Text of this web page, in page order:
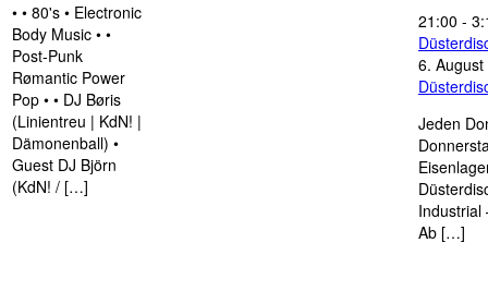
• • 80's • Electronic
Body Music • •
Post-Punk
Rømantic Power
Pop • • DJ Børis
(Linientreu | KdN! |
Dämonenball) •
Guest DJ Björn
(KdN! / […]
21:00 -
6.
Jeden
Industrial
Ab […]